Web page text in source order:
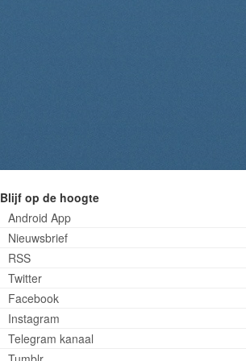
Blijf op de hoogte
Android App
Nieuwsbrief
RSS
Twitter
Facebook
Instagram
Telegram kanaal